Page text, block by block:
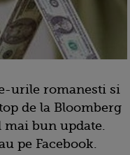
urile romanesti si
de la Bloomberg
bun update.
pe Facebook.